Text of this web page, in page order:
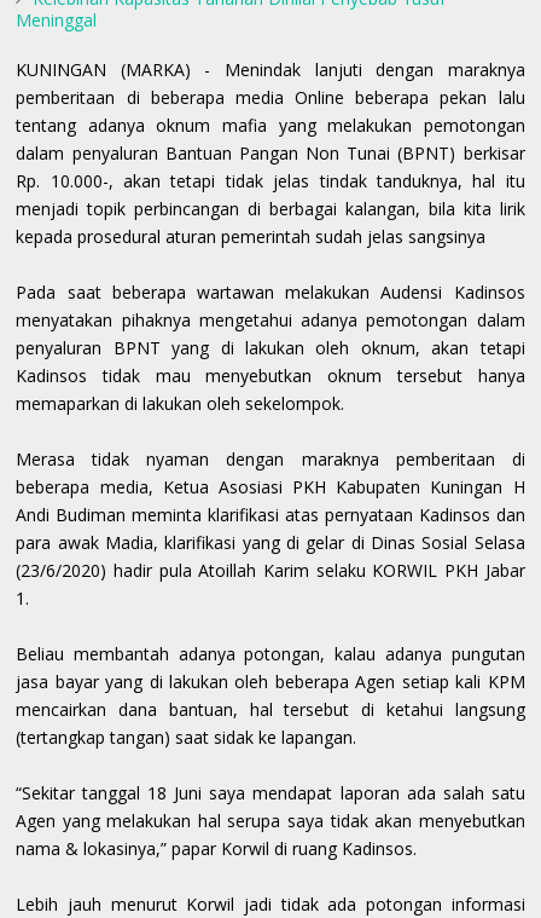
Meninggal
KUNINGAN (MARKA) - Menindak lanjuti dengan maraknya
pemberitaan di beberapa media Online beberapa pekan lalu
tentang adanya oknum mafia yang melakukan pemotongan
dalam penyaluran Bantuan Pangan Non Tunai (BPNT) berkisar
Rp. 10.000-, akan tetapi tidak jelas tindak tanduknya, hal itu
menjadi topik perbincangan di berbagai kalangan, bila kita lirik
kepada prosedural aturan pemerintah sudah jelas sangsinya
Pada saat beberapa wartawan melakukan Audensi Kadinsos
menyatakan pihaknya mengetahui adanya pemotongan dalam
penyaluran BPNT yang di lakukan oleh oknum, akan tetapi
Kadinsos tidak mau menyebutkan oknum tersebut hanya
memaparkan di lakukan oleh sekelompok.
Merasa tidak nyaman dengan maraknya pemberitaan di
beberapa media, Ketua Asosiasi PKH Kabupaten Kuningan H
Andi Budiman meminta klarifikasi atas pernyataan Kadinsos dan
para awak Madia, klarifikasi yang di gelar di Dinas Sosial Selasa
(23/6/2020) hadir pula Atoillah Karim selaku KORWIL PKH Jabar
1.
Beliau membantah adanya potongan, kalau adanya pungutan
jasa bayar yang di lakukan oleh beberapa Agen setiap kali KPM
mencairkan dana bantuan, hal tersebut di ketahui langsung
(tertangkap tangan) saat sidak ke lapangan.
“Sekitar tanggal 18 Juni saya mendapat laporan ada salah satu
Agen yang melakukan hal serupa saya tidak akan menyebutkan
nama & lokasinya,” papar Korwil di ruang Kadinsos.
Lebih jauh menurut Korwil jadi tidak ada potongan informasi